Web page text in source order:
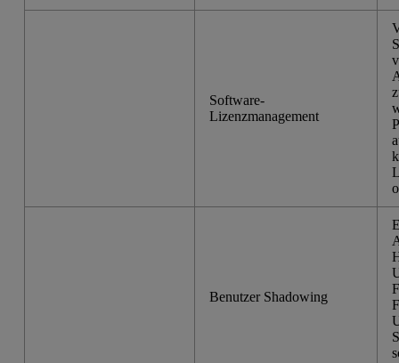
Software-
Lizenzmanagement
Benutzer Shadowing